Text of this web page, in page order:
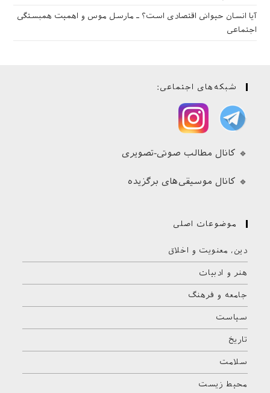
آیا انسان حیوانی اقتصادی است؟ ـ مارسل موس و اهمیت همبستگی
اجتماعی
شبکه‌های اجتماعی:
🔹 کانال مطالب صوتی-تصویری
🔹 کانال موسیقی‌های برگزیده
موضوعات اصلی
دین، معنویت و اخلاق
هنر و ادبیات
جامعه و فرهنگ
سیاست
تاریخ
سلامت
محیط زیست